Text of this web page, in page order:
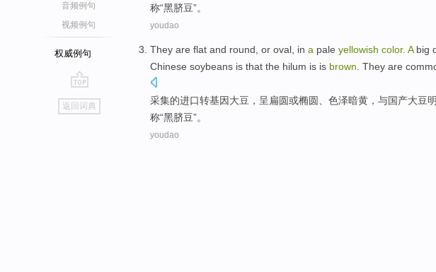
音频例句
视频例句
权威例句
go
top
返回词典
称“黑脐豆”。
youdao
They are flat and round, or oval , in a pale yellowish color. A big
Chinese soybeans is that the hilum is is brown They are
采集的进口转基因大豆 ，呈扁圆或椭圆 色泽暗黄， 与国产大豆
称“黑脐豆”。
youdao